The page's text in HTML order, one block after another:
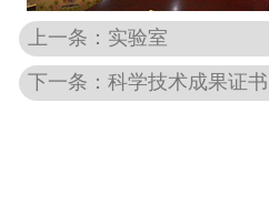
上一条：实验室
下一条：科学技术成果证书